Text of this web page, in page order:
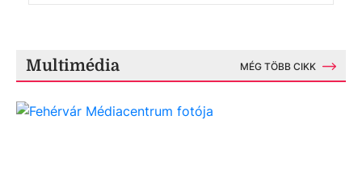
Multimédia MÉG TÖBB CIKK